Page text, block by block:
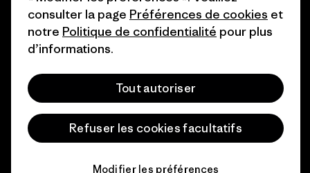
© 2026 Patagonia, Inc. All Rights Reserved.
français
consulter la page Préférences de cookies et
notre Politique de confidentialité pour plus
d’informations.
Tout autoriser
Refuser les cookies facultatifs
Modifier les préférences